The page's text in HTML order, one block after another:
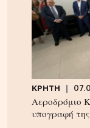
ΚΡΗΤΗ
Αεροδρόμιο
υπογραφή